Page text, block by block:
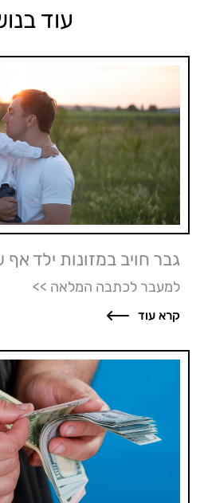
עוד
גבר חויב במזונות ילד אף
למעבר לכתבה המלאה >>
קרא עוד